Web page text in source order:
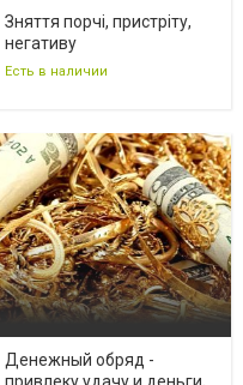
Зняття порчі, пристріту,
негативу
Есть в наличии
Денежный обряд -